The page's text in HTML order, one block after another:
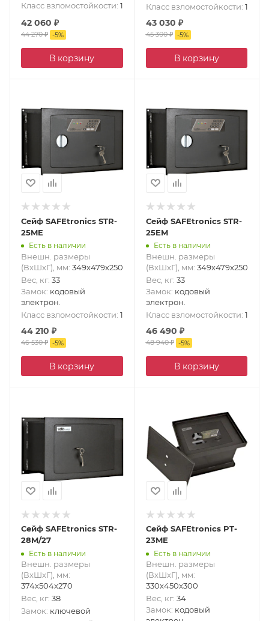
Класс взломостойкости: 1
42 060 ₽
44 270₽ -5%
В корзину
Класс взломостойкости: 1
43 030 ₽
45 300₽ -5%
В корзину
Сейф SAFEtronics STR-
25ME
Есть в наличии
Внешн. размеры
(ВxШxГ), мм: 349x479x250
Вес, кг: 33
Замок: кодовый
электрон.
Класс взломостойкости: 1
44 210 ₽
46 530₽ -5%
В корзину
Сейф SAFEtronics STR-
25EM
Есть в наличии
Внешн. размеры
(ВxШxГ), мм: 349x479x250
Вес, кг: 33
Замок: кодовый
электрон.
Класс взломостойкости: 1
46 490 ₽
48 940₽ -5%
В корзину
Сейф SAFEtronics STR-
28M/27
Есть в наличии
Внешн. размеры
(ВxШxГ), мм:
374x504x270
Вес, кг: 38
Замок: ключевой
Сейф SAFEtronics PT-
23ME
Есть в наличии
Внешн. размеры
(ВxШxГ), мм:
330x450x300
Вес, кг: 34
Замок: кодовый